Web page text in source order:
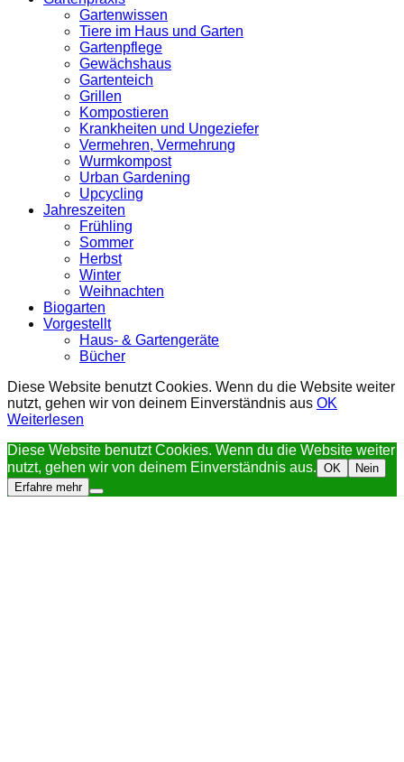
Gartenwissen
Tiere im Haus und Garten
Gartenpflege
Gewächshaus
Gartenteich
Grillen
Kompostieren
Krankheiten und Ungeziefer
Vermehren, Vermehrung
Wurmkompost
Urban Gardening
Upcycling
Jahreszeiten
Frühling
Sommer
Herbst
Winter
Weihnachten
Biogarten
Vorgestellt
Haus- & Gartengeräte
Bücher
Diese Website benutzt Cookies. Wenn du die Website weiter
nutzt, gehen wir von deinem Einverständnis aus OK
Weiterlesen
Diese Website benutzt Cookies. Wenn du die Website weiter
nutzt, gehen wir von deinem Einverständnis aus. OK
Nein
Erfahre mehr